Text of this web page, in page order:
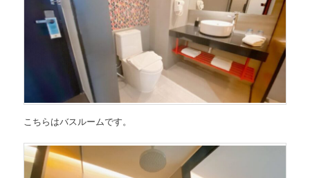
こちらはバスルームです。